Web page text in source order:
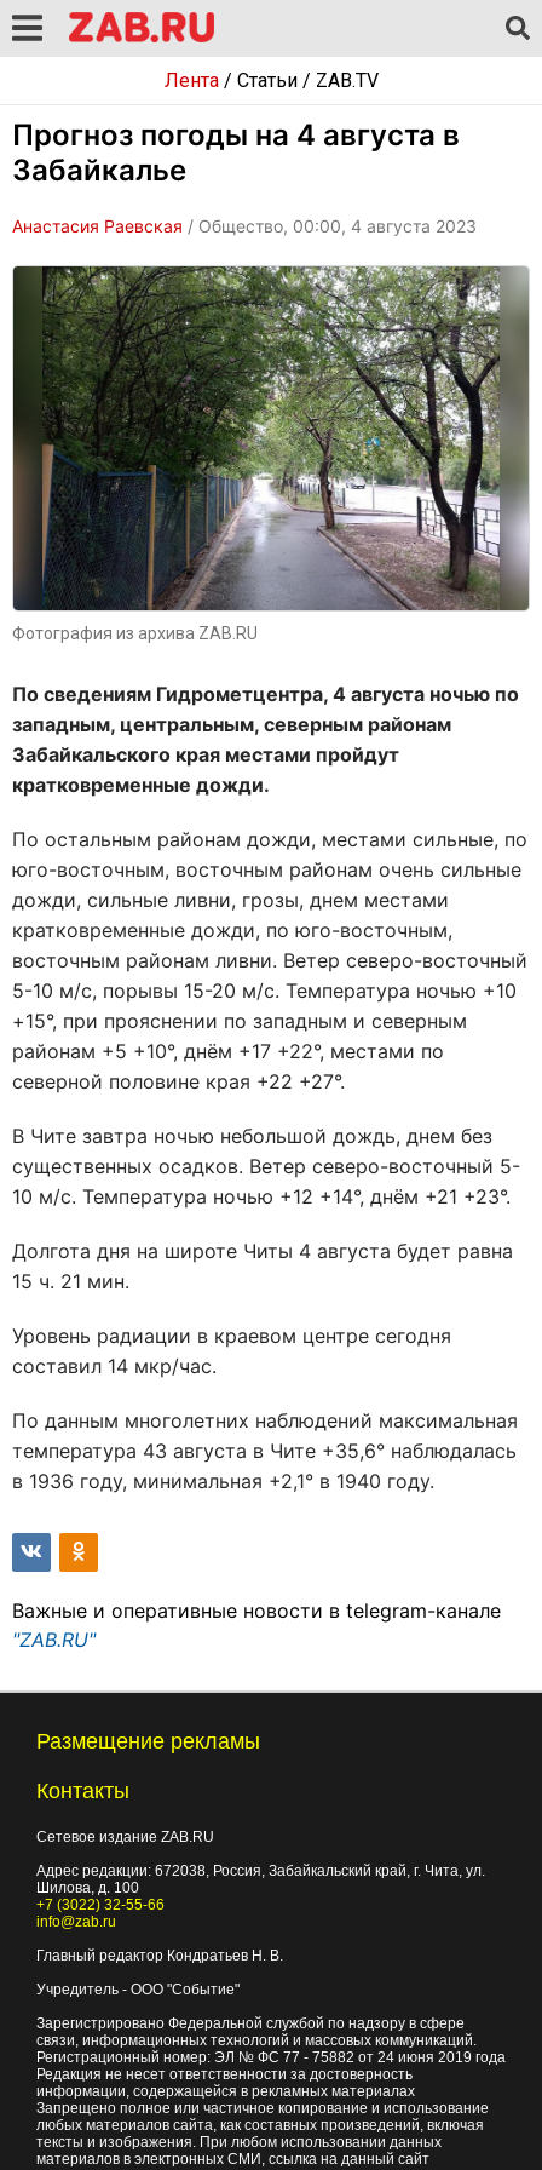
Лента/ Статьи/ ZAB.TV
Прогноз погоды на 4 августа в
Забайкалье
Анастасия Раевская / Общество, 00:00, 4 августа 2023
Фотография из архива ZAB.RU
По сведениям Гидрометцентра, 4 августа ночью по
западным, центральным, северным районам
Забайкальского края местами пройдут
кратковременные дожди.
По остальным районам дожди, местами сильные, по
юго-восточным, восточным районам очень сильные
дожди, сильные ливни, грозы, днем местами
кратковременные дожди, по юго-восточным,
восточным районам ливни. Ветер северо-восточный
5-10 м/с, порывы 15-20 м/с. Температура ночью +10
+15°, при прояснении по западным и северным
районам +5 +10°, днём +17 +22°, местами по
северной половине края +22 +27°.
В Чите завтра ночью небольшой дождь, днем без
существенных осадков. Ветер северо-восточный 5-
10 м/с. Температура ночью +12 +14°, днём +21 +23°.
Долгота дня на широте Читы 4 августа будет равна
15 ч. 21 мин.
Уровень радиации в краевом центре сегодня
составил 14 мкр/час.
По данным многолетних наблюдений максимальная
температура 43 августа в Чите +35,6° наблюдалась
в 1936 году, минимальная +2,1° в 1940 году.
Важные и оперативные новости в telegram-канале
"ZAB.RU"
Размещение рекламы
Контакты
Сетевое издание ZAB.RU
Адрес редакции: 672038 , Россия, Забайкальский край, г. Чита ул.
Шилова, д. 100
+7 (3022) 32-55-66
info@zab.ru
Главный редактор Кондратьев Н. В.
Учредитель - ООО "Событие"
Зарегистрировано Федеральной службой по надзору в сфере
связи, информационных технологий и массовых коммуникаций.
Регистрационный номер: ЭЛ № ФС 77 - 75882 от 24 июня 2019 года
Редакция не несет ответственности за достоверность
информации, содержащейся в рекламных материалах
Запрещено полное или частичное копирование и использование
любых материалов сайта, как составных произведений, включая
тексты и изображения. При любом использовании данных
материалов в электронных СМИ, ссылка на данный сайт